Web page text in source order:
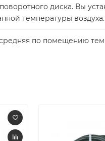
диска. Вы
температуры воздуха.
по помещению